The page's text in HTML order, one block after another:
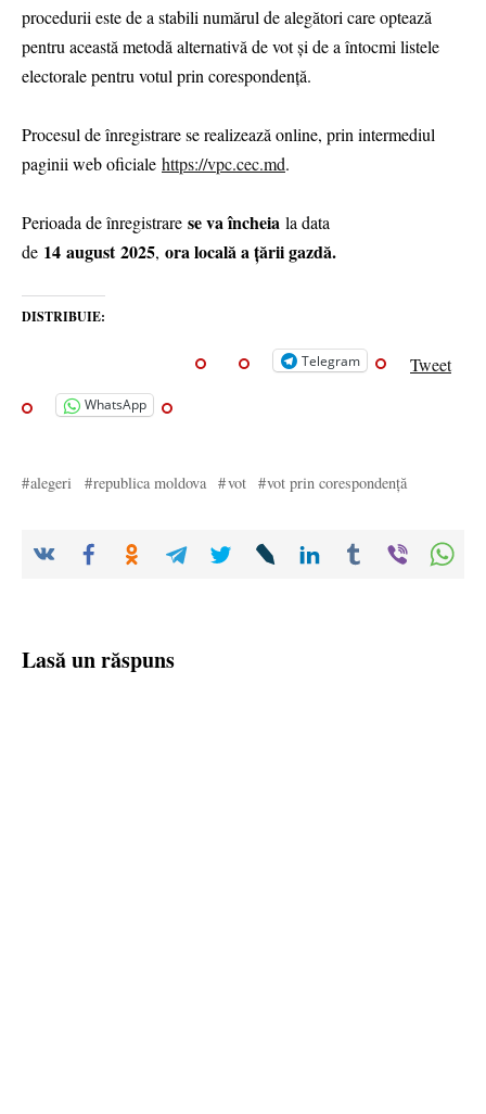
procedurii este de a stabili numărul de alegători care optează
pentru această metodă alternativă de vot și de a întocmi listele
electorale pentru votul prin corespondență.
Procesul de înregistrare se realizează online, prin intermediul
paginii web oficiale https://vpc.cec.md.
Perioada de înregistrare se va încheia la data
de 14 august 2025, ora locală a țării gazdă.
DISTRIBUIE:
Telegram Tweet
WhatsApp
alegeri republica moldova vot vot prin corespondență
Lasă un răspuns